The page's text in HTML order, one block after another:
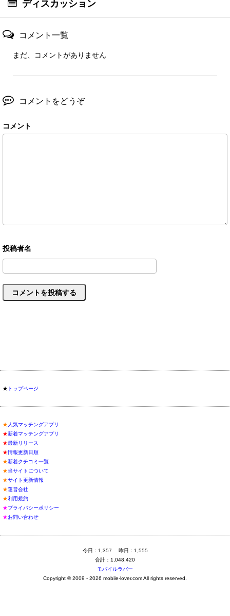
ディスカッション
コメント一覧
まだ、コメントがありません
コメントをどうぞ
コメント
★ トップページ
★人気マッチングアプリ
★新着マッチングアプリ
★最新リリース
★情報更新日順
★新着クチコミ一覧
★当サイトについて
★サイト更新情報
★運営会社
★利用規約
★プライバシーポリシー
★お問い合わせ
今日：1,357 昨日：1,555
合計：1,048,420
モバイルラバー
Copyright © 2009 - 2026 mobile-lover.com All rights reserved.